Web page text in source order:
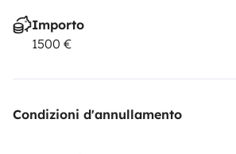
Importo
1500 €
Condizioni d'annullamento